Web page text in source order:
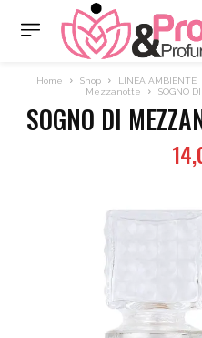
Home Shop LINEA AMBIENTE
Mezzanotte
SOGNO
SOGNO DI